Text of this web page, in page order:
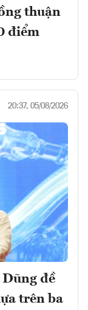
thuận
điểm
20:37, 05/08/2026
đề
trên ba